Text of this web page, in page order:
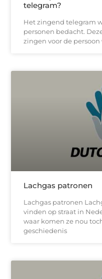
telegram?
Het zingend telegram
personen bedacht.
zingen voor de
Lachgas patronen
Lachgas patronen
vinden op straat in
waar komen ze nou
geschiedenis